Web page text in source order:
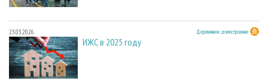
23.03.2026 Деревянное домостроение
ИЖС в 2025 году